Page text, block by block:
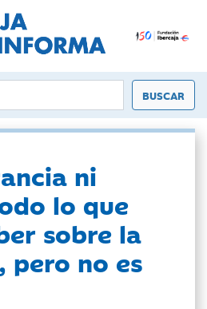
ni
lo que
sobre la
pero no es